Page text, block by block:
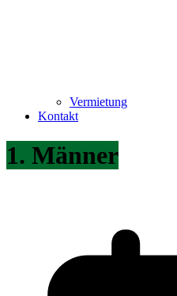
Vermietung
Kontakt
1. Männer